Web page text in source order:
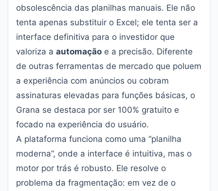
obsolescência das planilhas manuais. Ele não
tenta apenas substituir o Excel; ele tenta ser a
interface definitiva para o investidor que
valoriza a automação e a precisão. Diferente
de outras ferramentas de mercado que poluem
a experiência com anúncios ou cobram
assinaturas elevadas para funções básicas, o
Grana se destaca por ser 100% gratuito e
focado na experiência do usuário.
A plataforma funciona como uma “planilha
moderna”, onde a interface é intuitiva, mas o
motor por trás é robusto. Ele resolve o
problema da fragmentação: em vez de o